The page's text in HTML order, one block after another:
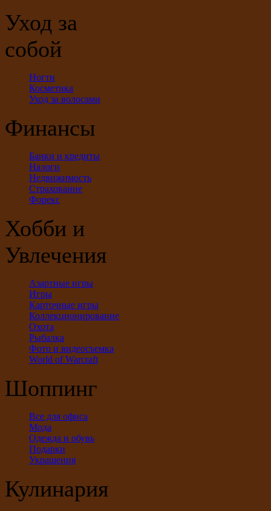
Уход за
собой
Ногти
Косметика
Уход за волосами
Финансы
Банки и кредиты
Налоги
Недвижимость
Страхование
Форекс
Хобби и
Увлечения
Азартные игры
Игры
Карточные игры
Коллекционирование
Охота
Рыбалка
Фото и видеосъемка
World of Warcraft
Шоппинг
Все для офиса
Мода
Одежда и обувь
Подарки
Украшения
Кулинария